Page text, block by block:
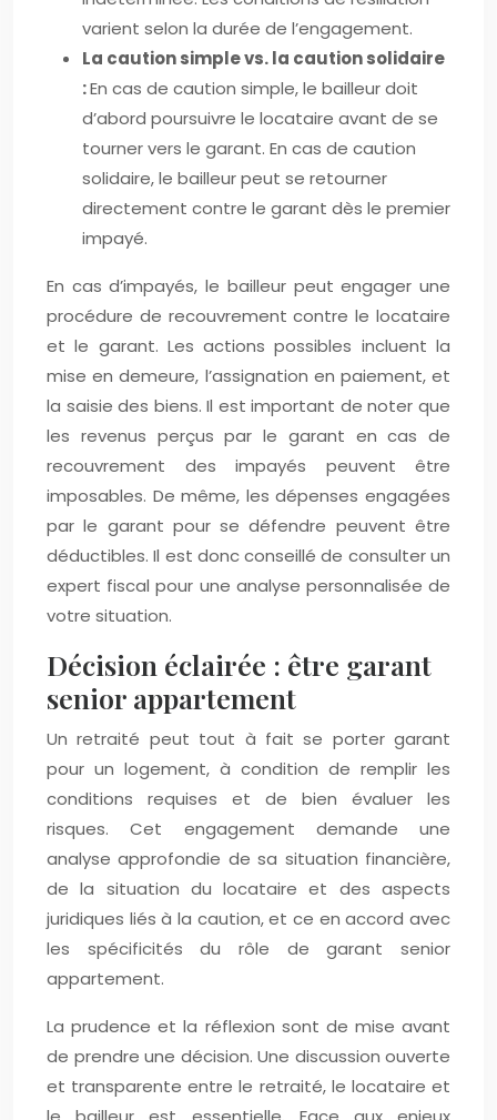
varient selon la durée de l’engagement.
La caution simple vs. la caution solidaire
:En cas de caution simple, le bailleur doit
d’abord poursuivre le locataire avant de se
tourner vers le garant. En cas de caution
solidaire, le bailleur peut se retourner
directement contre le garant dès le premier
impayé.
En cas d’impayés, le bailleur peut engager une
procédure de recouvrement contre le locataire
et le garant. Les actions possibles incluent la
mise en demeure, l’assignation en paiement, et
la saisie des biens. Il est important de noter que
les revenus perçus par le garant en cas de
recouvrement des impayés peuvent être
imposables. De même, les dépenses engagées
par le garant pour se défendre peuvent être
déductibles. Il est donc conseillé de consulter un
expert fiscal pour une analyse personnalisée de
votre situation.
Décision éclairée : être garant
senior appartement
Un retraité peut tout à fait se porter garant
pour un logement, à condition de remplir les
conditions requises et de bien évaluer les
risques. Cet engagement demande une
analyse approfondie de sa situation financière,
de la situation du locataire et des aspects
juridiques liés à la caution, et ce en accord avec
les spécificités du rôle de garant senior
appartement.
La prudence et la réflexion sont de mise avant
de prendre une décision. Une discussion ouverte
et transparente entre le retraité, le locataire et